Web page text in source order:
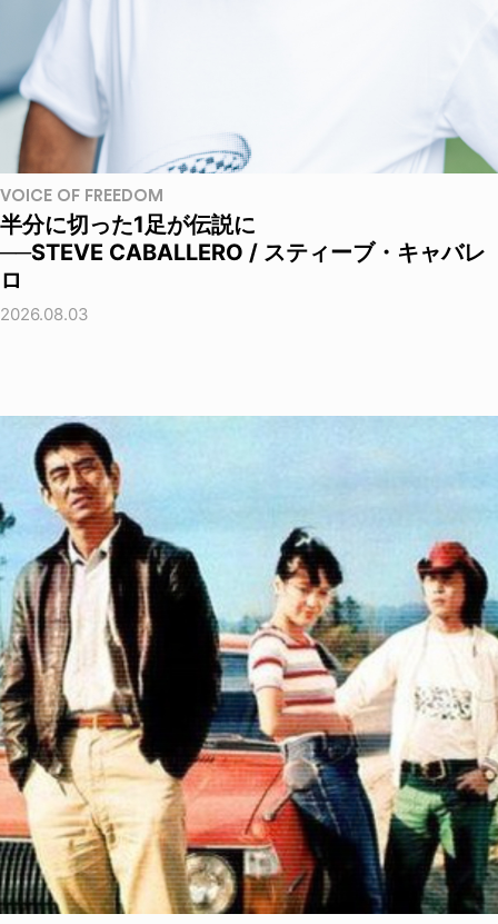
VOICE OF FREEDOM
半分に切った1足が伝説に
──STEVE CABALLERO / スティーブ・キャバレ
ロ
2026.08.03